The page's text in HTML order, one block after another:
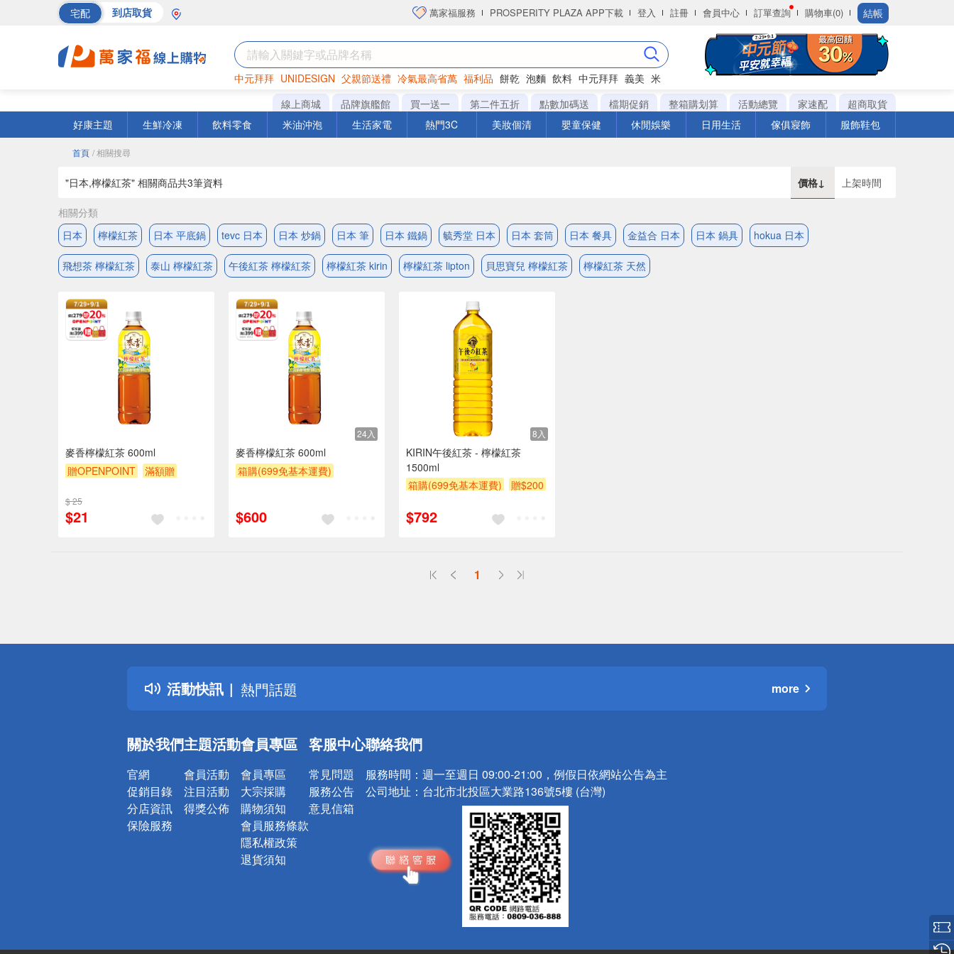
宅配 到店取貨 萬家福服務 PROSPERITY PLAZA APP下載 登入 註冊 會員中心 訂單查詢 購物車(0) 結帳
中元拜拜 UNIDESIGN 父親節送禮 冷氣最高省萬 福利品 餅乾 泡麵 飲料 中元拜拜 義美 米
罐頭 海苔 洋芋片
線上商城 品牌旗艦館 買一送一 第二件五折 點數加碼送 檔期促銷 整箱購划算 活動總覽 家速配
超商取貨
好康主題
生鮮冷凍 飲料零食 米油沖泡 生活家電 熱門3C 美妝個清 嬰童保健 休閒娛樂 日用生活 傢俱寢飾 服飾鞋包
首頁 / 相關搜尋
"日本,檸檬紅茶" 相關商品共3筆資料 價格↓ 上架時間
相關分類
日本
檸檬紅茶 日本 平底鍋 tevc 日本 日本 炒鍋 日本 筆 日本 鐵鍋 毓秀堂 日本 日本 套筒 日本 餐具 金益合 日本 日本 鍋具 hokua 日本
飛想茶 檸檬紅茶 泰山 檸檬紅茶 午後紅茶 檸檬紅茶 檸檬紅茶 kirin 檸檬紅茶 lipton 貝思寶兒 檸檬紅茶 檸檬紅茶 天然
麥香檸檬紅茶 600ml
贈OPENPOINT
滿額贈
$ 25
$21
24入
麥香檸檬紅茶 600ml
箱購(699免基本運費)
$600
8入
KIRIN午後紅茶 - 檸檬紅茶
1500ml
箱購(699免基本運費)
贈$200
$792
1
活動快訊
詐騙網頁！請小心！
得獎公告
熱門話題
銀行優惠
詐騙網頁！請小心！
more
關於我們
官網
促銷目錄
分店資訊
保險服務
主題活動
會員活動
注目活動
得獎公佈
會員專區
會員專區
大宗採購
購物須知
會員服務條款
隱私權政策
退貨須知
客服中心
常見問題
服務公告
意見信箱
聯絡我們
服務時間： 週一至週日 09:00-21:00，例假日依網站公告為主
公司地址： 台北市北投區大業路136號5樓 (台灣)